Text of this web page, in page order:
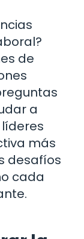
de
a
más
desafíos
cada